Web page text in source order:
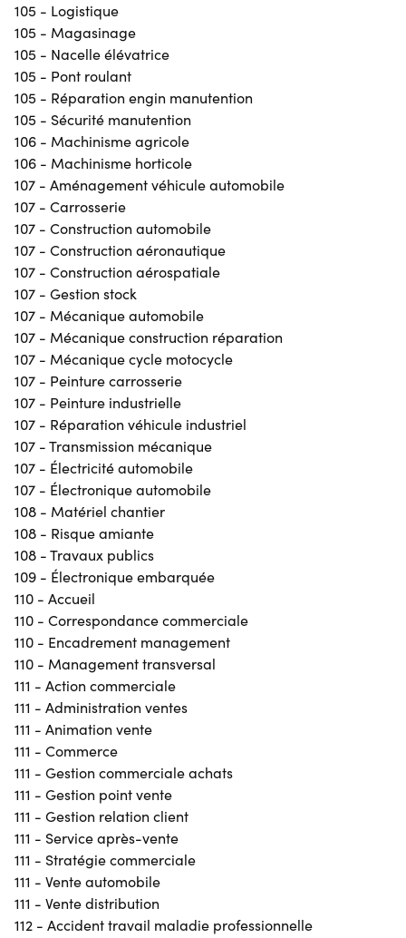
105 - Logistique
105 - Magasinage
105 - Nacelle élévatrice
105 - Pont roulant
105 - Réparation engin manutention
105 - Sécurité manutention
106 - Machinisme agricole
106 - Machinisme horticole
107 - Aménagement véhicule automobile
107 - Carrosserie
107 - Construction automobile
107 - Construction aéronautique
107 - Construction aérospatiale
107 - Gestion stock
107 - Mécanique automobile
107 - Mécanique construction réparation
107 - Mécanique cycle motocycle
107 - Peinture carrosserie
107 - Peinture industrielle
107 - Réparation véhicule industriel
107 - Transmission mécanique
107 - Électricité automobile
107 - Électronique automobile
108 - Matériel chantier
108 - Risque amiante
108 - Travaux publics
109 - Électronique embarquée
110 - Accueil
110 - Correspondance commerciale
110 - Encadrement management
110 - Management transversal
111 - Action commerciale
111 - Administration ventes
111 - Animation vente
111 - Commerce
111 - Gestion commerciale achats
111 - Gestion point vente
111 - Gestion relation client
111 - Service après-vente
111 - Stratégie commerciale
111 - Vente automobile
111 - Vente distribution
112 - Accident travail maladie professionnelle